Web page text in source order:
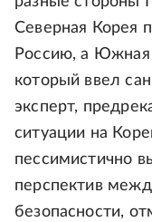
Северная Корея
Россию, а Южная
который ввел
эксперт,
ситуации на
пессимистично
перспектив
безопасности,